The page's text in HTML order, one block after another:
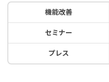
機能改善
セミナー
プレス